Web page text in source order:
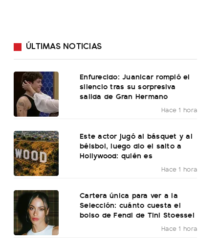
ÚLTIMAS NOTICIAS
Enfurecido: Juanicar rompió el
silencio tras su sorpresiva
salida de Gran Hermano
Hace 1 hora
Este actor jugó al básquet y al
béisbol, luego dio el salto a
Hollywood: quién es
Hace 1 hora
Cartera única para ver a la
Selección: cuánto cuesta el
bolso de Fendi de Tini Stoessel
Hace 1 hora